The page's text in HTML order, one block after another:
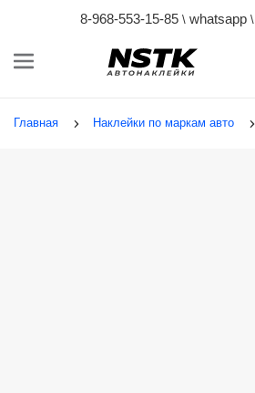
8-968-553-15-85 \ whatsapp\
Главная Наклейки по маркам авто